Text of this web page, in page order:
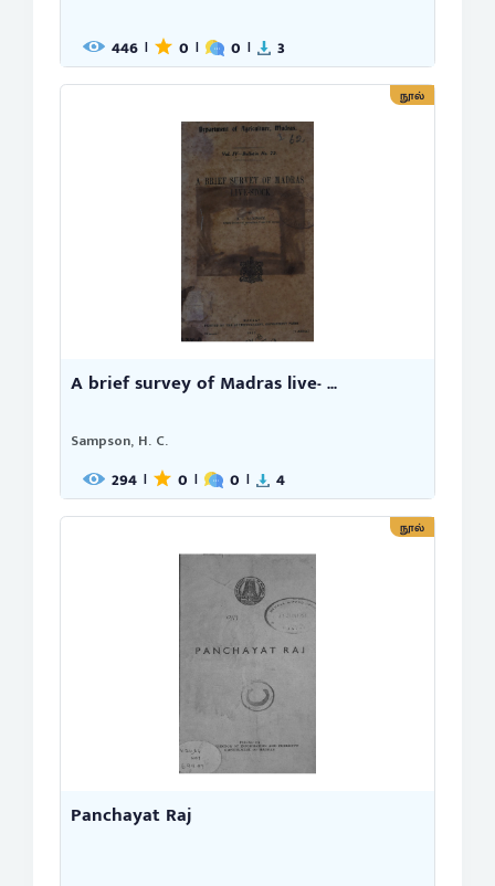
446 | 0 | 0 | 3
நூல்
A brief survey of Madras live- ...
Sampson, H. C.
294 | 0 | 0 | 4
நூல்
Panchayat Raj